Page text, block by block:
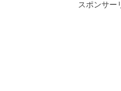
スポンサー